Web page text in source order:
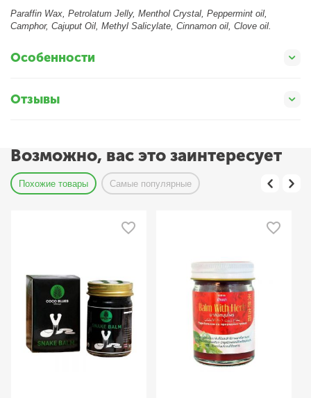
Paraffin Wax, Petrolatum Jelly, Menthol Crystal, Peppermint oil,
Camphor, Cajuput Oil, Methyl Salicylate, Cinnamon oil, Clove oil.
Особенности
Отзывы
Возможно, вас это заинтересует
Похожие товары Самые популярные